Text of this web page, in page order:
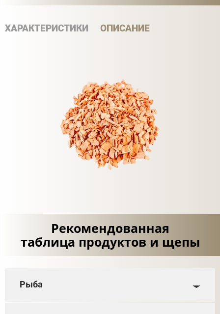
ХАРАКТЕРИСТИКИ ОПИСАНИЕ
Рекомендованная
таблица продуктов и щепы
Рыба